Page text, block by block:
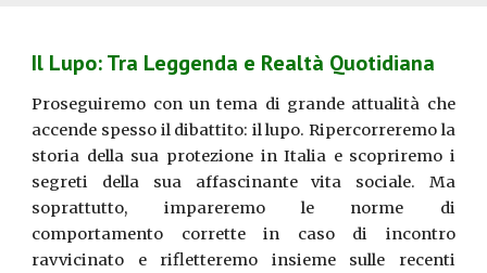
Il Lupo: Tra Leggenda e Realtà Quotidiana
Proseguiremo con un tema di grande attualità che
accende spesso il dibattito: il lupo. Ripercorreremo la
storia della sua protezione in Italia e scopriremo i
segreti della sua affascinante vita sociale. Ma
soprattutto, impareremo le norme di
comportamento corrette in caso di incontro
ravvicinato e rifletteremo insieme sulle recenti